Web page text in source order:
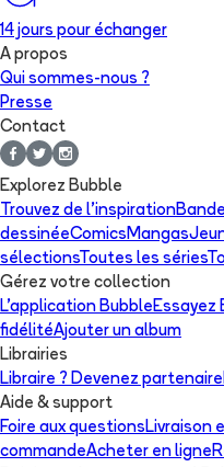
14 jours pour échanger
A propos
Qui sommes-nous ?
Presse
Contact
Explorez Bubble
Trouvez de l'inspirationBande
dessinéeComicsMangas
sélectionsToutes les séries
Gérez votre collection
L'application BubbleEssayez
fidélitéAjouter un album
Librairies
Libraire ? Devenez partenaire
Aide & support
Foire aux questionsLivraison
commandeAcheter en ligne